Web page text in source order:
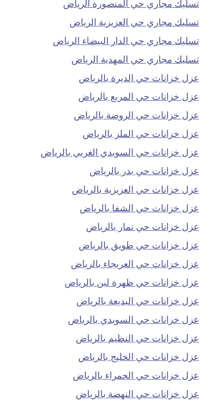
تسليك مجاري حي العزيزية الرياض
تسليك مجاري حي الدار البيضاء الرياض
تسليك مجاري حي المهدية الرياض
عزل خزانات حي الديرة بالرياض
عزل خزانات حي المربع بالرياض
عزل خزانات حي الروضة بالرياض
عزل خزانات حي الملز بالرياض
عزل خزانات حي السويدي الغربي بالرياض
عزل خزانات حي بدر بالرياض
عزل خزانات حي العزيزية بالرياض
عزل خزانات حي الشفا بالرياض
عزل خزانات حي نمار بالرياض
عزل خزانات حي طويق بالرياض
عزل خزانات حي العريجاء بالرياض
عزل خزانات حي ظهرة لبن بالرياض
عزل خزانات حي البديعة بالرياض
عزل خزانات حي السويدي بالرياض
عزل خزانات حي النظيم بالرياض
عزل خزانات حي الخليج بالرياض
عزل خزانات حي الحمراء بالرياض
عزل خزانات حي النهضة بالرياض